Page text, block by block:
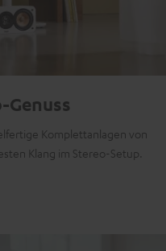
Genuss
Komplettanlagen von
Klang im Stereo-Setup.